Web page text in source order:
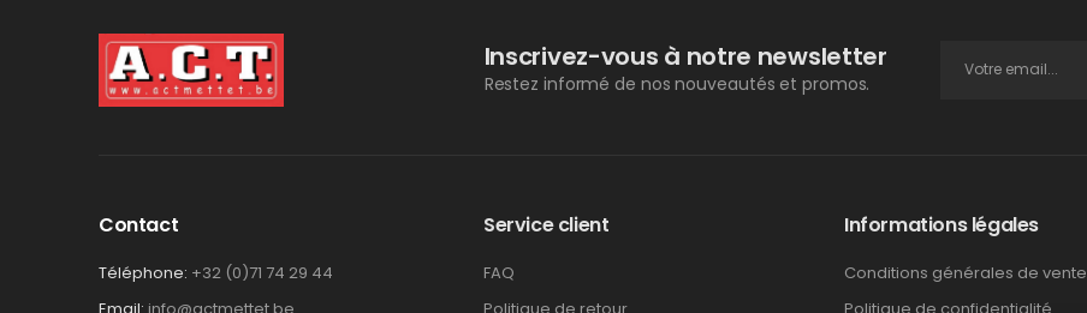
Inscrivez-vous à notre newsletter
Restez informé de nos nouveautés et promos.
Contact
Téléphone: +32 (0)71 74 29 44
Email: info@actmettet.be
Service client
FAQ
Politique de retour
Informations légales
Conditions générales de vente
Politique de confidentialité